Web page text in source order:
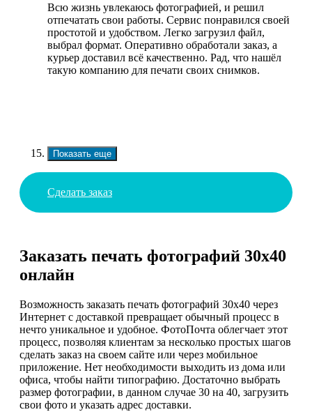
Всю жизнь увлекаюсь фотографией, и решил
отпечатать свои работы. Сервис понравился своей
простотой и удобством. Легко загрузил файл,
выбрал формат. Оперативно обработали заказ, а
курьер доставил всё качественно. Рад, что нашёл
такую компанию для печати своих снимков.
Показать еще
Сделать заказ
Заказать печать фотографий 30х40
онлайн
Возможность заказать печать фотографий 30х40 через
Интернет с доставкой превращает обычный процесс в
нечто уникальное и удобное. ФотоПочта облегчает этот
процесс, позволяя клиентам за несколько простых шагов
сделать заказ на своем сайте или через мобильное
приложение. Нет необходимости выходить из дома или
офиса, чтобы найти типографию. Достаточно выбрать
размер фотографии, в данном случае 30 на 40, загрузить
свои фото и указать адрес доставки.